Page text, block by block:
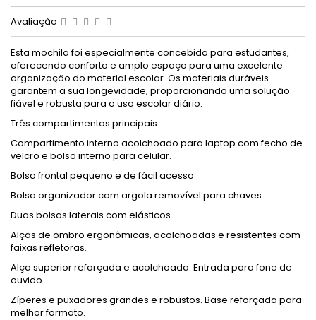
Avaliação
Esta mochila foi especialmente concebida para estudantes,
oferecendo conforto e amplo espaço para uma excelente
organização do material escolar. Os materiais duráveis ​​
garantem a sua longevidade, proporcionando uma solução
fiável e robusta para o uso escolar diário.
Três compartimentos principais.
Compartimento interno acolchoado para laptop com fecho de
velcro e bolso interno para celular.
Bolsa frontal pequeno e de fácil acesso.
Bolsa organizador com argola removível para chaves.
Duas bolsas laterais com elásticos.
Alças de ombro ergonômicas, acolchoadas e resistentes com
faixas refletoras.
Alça superior reforçada e acolchoada. Entrada para fone de
ouvido.
Zíperes e puxadores grandes e robustos. Base reforçada para
melhor formato.